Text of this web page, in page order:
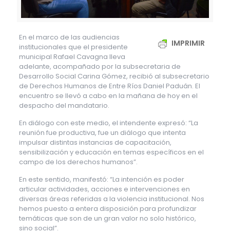
IMPRIMIR
En el marco de las audiencias
institucionales que el presidente
municipal Rafael Cavagna lleva
adelante, acompañado por la subsecretaria de
Desarrollo Social Carina Gómez, recibió al subsecretario
de Derechos Humanos de Entre Ríos Daniel Paduán. El
encuentro se llevó a cabo en la mañana de hoy en el
despacho del mandatario.
En diálogo con este medio, el intendente expresó: “La
reunión fue productiva, fue un diálogo que intenta
impulsar distintas instancias de capacitación,
sensibilización y educación en temas específicos en el
campo de los derechos humanos”.
En este sentido, manifestó: “La intención es poder
articular actividades, acciones e intervenciones en
diversas áreas referidas a la violencia institucional. Nos
hemos puesto a entera disposición para profundizar
temáticas que son de un gran valor no solo histórico,
sino social”.